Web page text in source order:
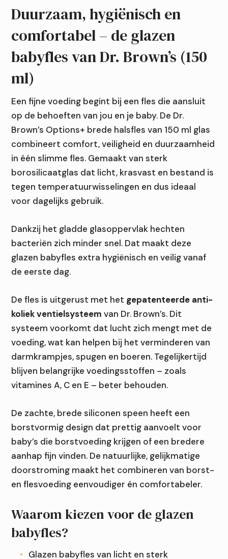
halsfles
150
ml
glas
aantal
Duurzaam, hygiënisch en
comfortabel – de glazen
babyfles van Dr. Brown’s (150
ml)
Een fijne voeding begint bij een fles die aansluit
op de behoeften van jou en je baby. De Dr.
Brown’s Options+ brede halsfles van 150 ml glas
combineert comfort, veiligheid en duurzaamheid
in één slimme fles. Gemaakt van sterk
borosilicaatglas dat licht, krasvast en bestand is
tegen temperatuurwisselingen en dus ideaal
voor dagelijks gebruik.
Dankzij het gladde glasoppervlak hechten
bacteriën zich minder snel. Dat maakt deze
glazen babyfles extra hygiënisch en veilig vanaf
de eerste dag.
De fles is uitgerust met het gepatenteerde anti-
koliek ventielsysteem van Dr. Brown’s. Dit
systeem voorkomt dat lucht zich mengt met de
voeding, wat kan helpen bij het verminderen van
darmkrampjes, spugen en boeren. Tegelijkertijd
blijven belangrijke voedingsstoffen – zoals
vitamines A, C en E – beter behouden.
De zachte, brede siliconen speen heeft een
borstvormig design dat prettig aanvoelt voor
baby’s die borstvoeding krijgen of een bredere
aanhap fijn vinden. De natuurlijke, gelijkmatige
doorstroming maakt het combineren van borst-
en flesvoeding eenvoudiger én comfortabeler.
Waarom kiezen voor de glazen
babyfles?
Glazen babyfles van licht en sterk